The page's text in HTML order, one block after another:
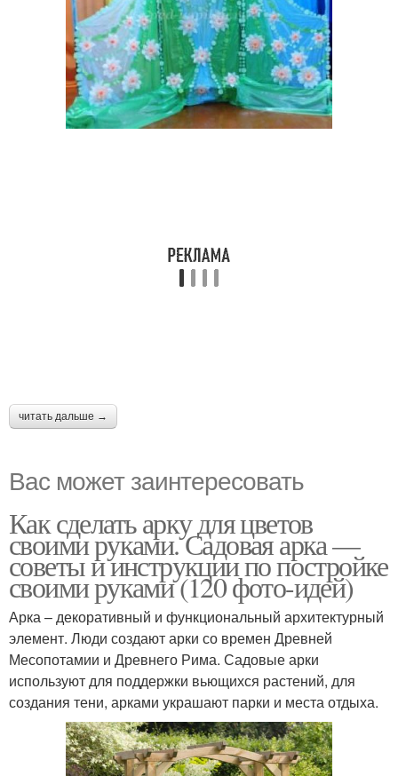
читать дальше →
Вас может заинтересовать
Как сделать арку для цветов
своими руками. Садовая арка —
советы и инструкции по постройке
своими руками (120 фото-идей)
Арка – декоративный и функциональный архитектурный
элемент. Люди создают арки со времен Древней
Месопотамии и Древнего Рима. Садовые арки
используют для поддержки вьющихся растений, для
создания тени, арками украшают парки и места отдыха.